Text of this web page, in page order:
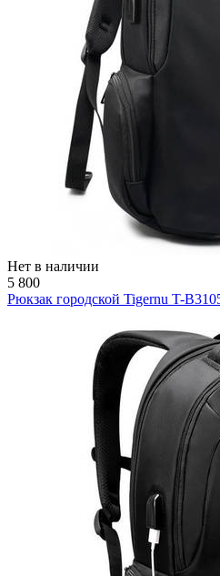
Нет в наличии
5 800
Рюкзак городской Tigernu T-